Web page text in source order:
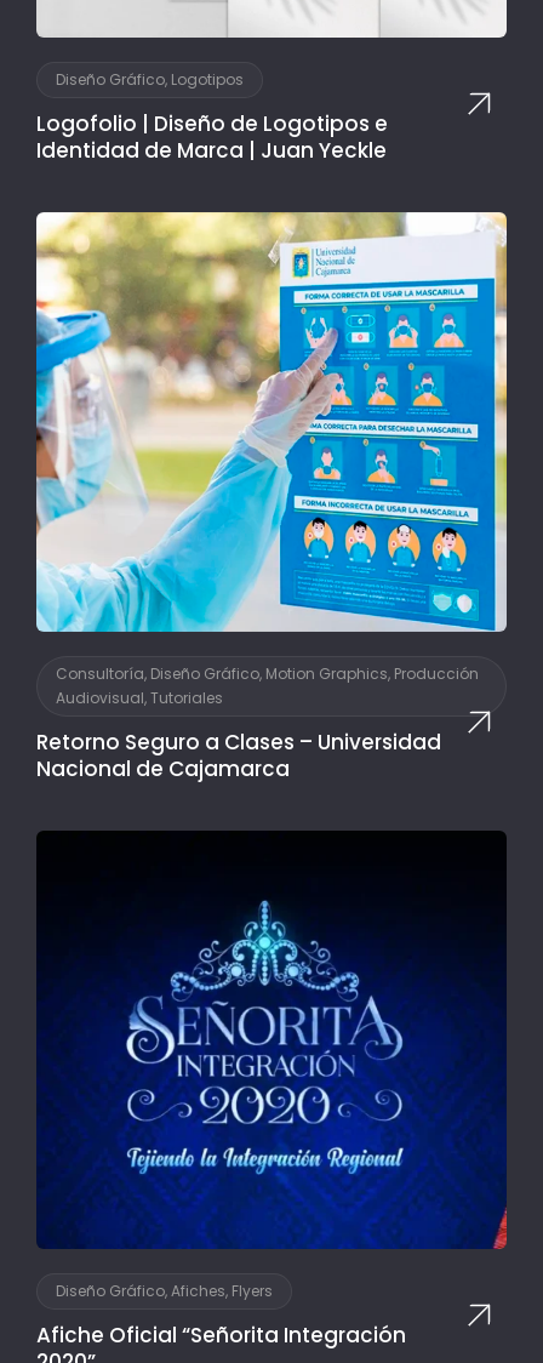
Logofolio | Diseño de Logotipos e
Identidad de Marca | Juan Yeckle
Diseño Gráfico, Logotipos
Retorno Seguro a Clases – Universidad
Nacional de Cajamarca
Consultoría, Diseño Gráfico, Motion Graphics, Producción
Audiovisual, Tutoriales
Afiche Oficial “Señorita Integración
Diseño Gráfico, Afiches, Flyers